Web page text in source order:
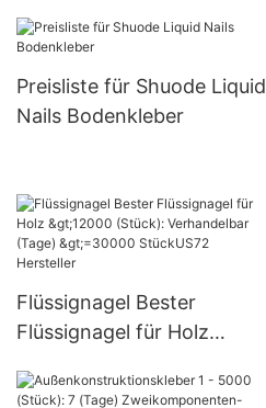
Polyurethandichtungsstru
Schaum
Preisliste für Shuode Liquid
Nails Bodenkleber
Flüssignagel Bester
Flüssignagel für Holz
Verhandelbar (Tage)